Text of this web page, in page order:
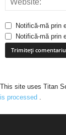
Notifică-mă prin
Notifică-mă prin
This site uses Titan
is processed .